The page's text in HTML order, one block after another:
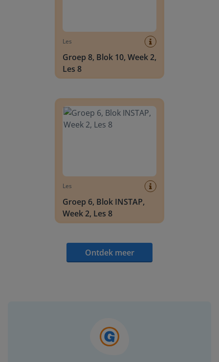
Les
Groep 8, Blok 10, Week 2,
Les 8
Les
Groep 6, Blok INSTAP,
Week 2, Les 8
Ontdek meer